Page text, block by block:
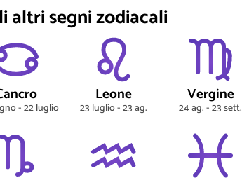
altri segni zodiacali
- 22 luglio
Leone
23 luglio - 23 ag.
Vergine
24 ag. - 23 sett.